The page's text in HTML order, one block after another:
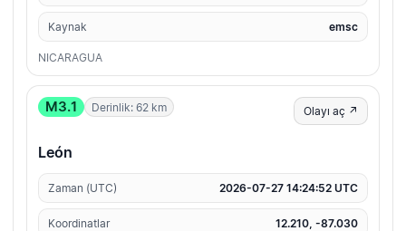
Kaynak emsc
NICARAGUA
M3.1 Derinlik: 62 km Olayı aç ↗
León
Zaman (UTC) 2026-07-27 14:24:52 UTC
Koordinatlar 12.210, -87.030